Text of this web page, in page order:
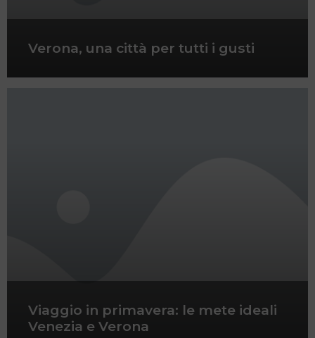
Verona, una città per tutti i gusti
Viaggio in primavera: le mete ideali
Venezia e Verona